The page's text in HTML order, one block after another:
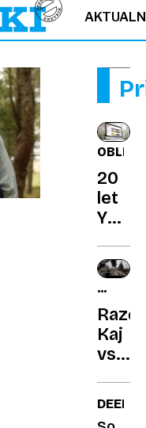
20
let
je,
ker
ni
bilo
za
NEDA
Kaj
vse